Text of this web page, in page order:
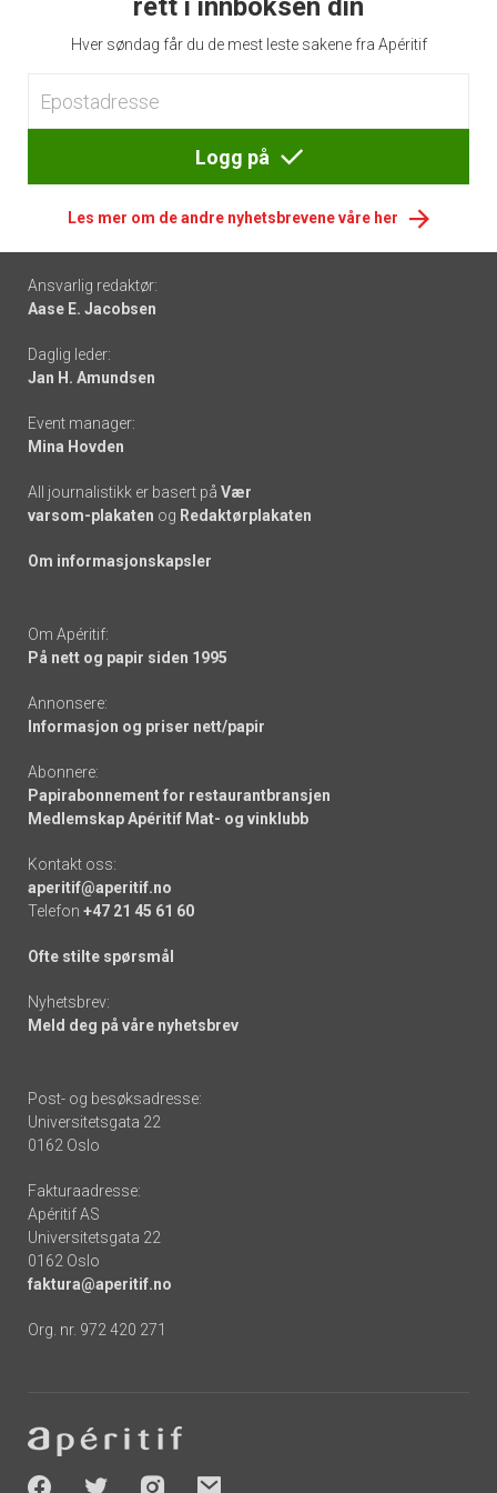
rett i innboksen din
Hver søndag får du de mest leste sakene fra Apéritif
Logg på
Les mer om de andre nyhetsbrevene våre her
Footer
-
links
Ansvarlig redaktør:
Aase E. Jacobsen
Daglig leder:
Jan H. Amundsen
Event manager:
Mina Hovden
All journalistikk er basert på Vær
varsom-plakaten og Redaktørplakaten
Om informasjonskapsler
Om Apéritif:
På nett og papir siden 1995
Annonsere:
Informasjon og priser nett/papir
Abonnere:
Papirabonnement for restaurantbransjen
Medlemskap Apéritif Mat- og vinklubb
Kontakt oss:
aperitif@aperitif.no
Telefon +47 21 45 61 60
Ofte stilte spørsmål
Nyhetsbrev:
Meld deg på våre nyhetsbrev
Post- og besøksadresse:
Universitetsgata 22
0162 Oslo
Fakturaadresse:
Apéritif AS
Universitetsgata 22
0162 Oslo
faktura@aperitif.no
Org. nr. 972 420 271
-